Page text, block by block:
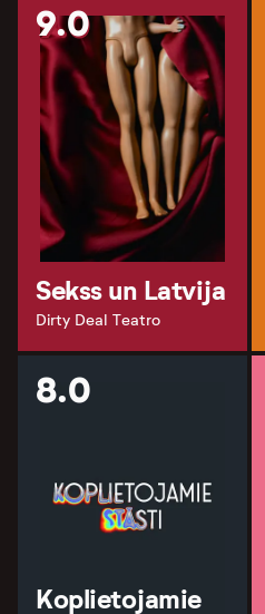
9.0
Sekss un Latvija
Dirty Deal Teatro
8.0
Koplietojamie